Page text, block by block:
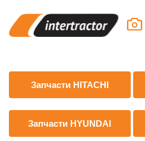
Запчасти HITACHI
Запчасти HYUNDAI